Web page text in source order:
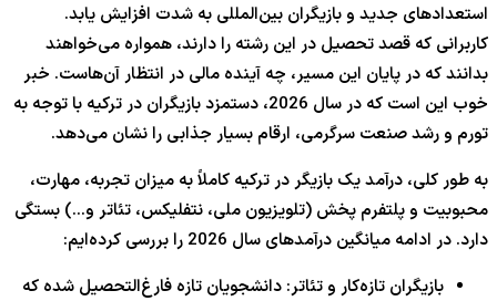
استعدادهای جدید و بازیگران بین‌المللی به شدت افزایش یابد.
کاربرانی که قصد تحصیل در این رشته را دارند، همواره می‌خواهند
بدانند که در پایان این مسیر، چه آینده مالی در انتظار آن‌هاست. خبر
خوب این است که در سال 2026، دستمزد بازیگران در ترکیه با توجه به
تورم و رشد صنعت سرگرمی، ارقام بسیار جذابی را نشان می‌دهد.
به طور کلی، درآمد یک بازیگر در ترکیه کاملاً به میزان تجربه، مهارت،
محبوبیت و پلتفرم پخش (تلویزیون ملی، نتفلیکس، تئاتر و…) بستگی
دارد. در ادامه میانگین درآمدهای سال 2026 را بررسی کرده‌ایم:
بازیگران تازه‌کار و تئاتر: دانشجویان تازه فارغ‌التحصیل شده که